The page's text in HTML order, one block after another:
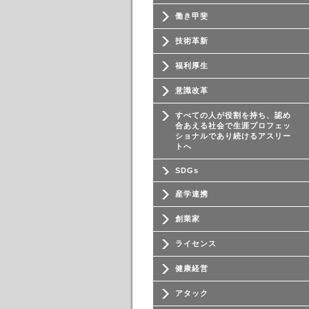
働き甲斐
技術革新
福利厚生
意識改革
すべての人が役割を持ち、認め
合あえる社会で生涯プロフェッ
ショナルであり続けるアスリー
トへ
SDGs
産学連携
創業家
ライセンス
健康経営
アタック